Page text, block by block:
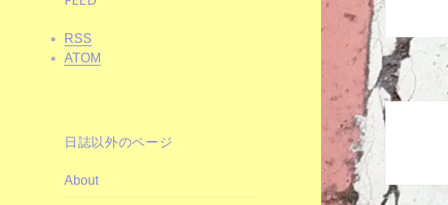
RSS
ATOM
日誌以外のページ
About
ョ